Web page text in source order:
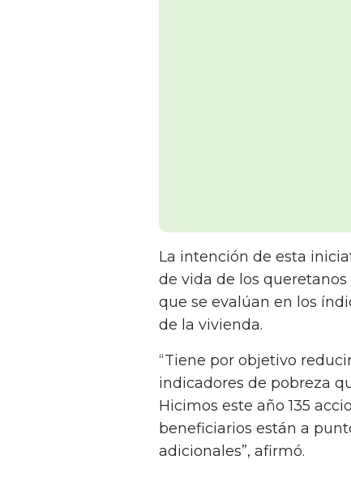
La intención de esta
de vida de los
que se evalúan en los
de la vivienda.
“Tiene por objetivo
indicadores de pobreza
Hicimos este año 135
beneficiarios están a
adicionales”, afirmó.